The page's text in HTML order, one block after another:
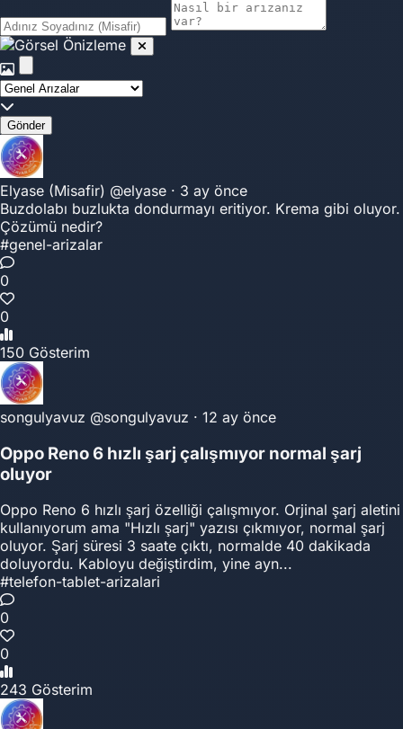
Gönder
Elyase (Misafir) @elyase · 3 ay önce
Buzdolabı buzlukta dondurmayı eritiyor. Krema gibi oluyor.
Çözümü nedir?
#genel-arizalar
0
0
150 Gösterim
songulyavuz @songulyavuz · 12 ay önce
Oppo Reno 6 hızlı şarj çalışmıyor normal şarj
oluyor
Oppo Reno 6 hızlı şarj özelliği çalışmıyor. Orjinal şarj aletini
kullanıyorum ama "Hızlı şarj" yazısı çıkmıyor, normal şarj
oluyor. Şarj süresi 3 saate çıktı, normalde 40 dakikada
doluyordu. Kabloyu değiştirdim, yine ayn...
#telefon-tablet-arizalari
0
0
243 Gösterim